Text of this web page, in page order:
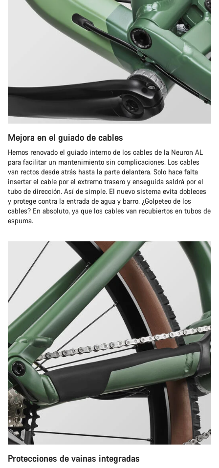
Mejora en el guiado de cables
Hemos renovado el guiado interno de los cables de la Neuron AL
para facilitar un mantenimiento sin complicaciones. Los cables
van rectos desde atrás hasta la parte delantera. Solo hace falta
insertar el cable por el extremo trasero y enseguida saldrá por el
tubo de dirección. Así de simple. El nuevo sistema evita dobleces
y protege contra la entrada de agua y barro. ¿Golpeteo de los
cables? En absoluto, ya que los cables van recubiertos en tubos de
espuma.
Protecciones de vainas integradas